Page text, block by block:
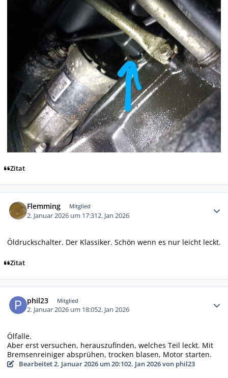
Zitat
Flemming Mitglied
2. Januar 2026 um 17:312. Jan 2026
Öldruckschalter. Der Klassiker. Schön wenn es nur leicht leckt.
Zitat
phil23 Mitglied
2. Januar 2026 um 18:052. Jan 2026
Ölfalle.
Aber erst versuchen, herauszufinden, welches Teil leckt. Mit
Bremsenreiniger absprühen, trocken blasen, Motor starten.
Bearbeitet2. Januar 2026 um 20:102. Jan 2026von phil23